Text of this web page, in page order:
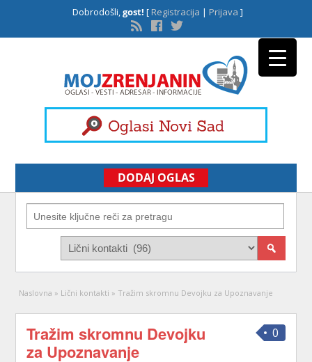
Dobrodošli,gost! [Registracija | Prijava ]
DODAJ OGLAS
Naslovna » Lični kontakti » Tražim skromnu Devojku za Upoznavanje
0
Tražim skromnu Devojku
za Upoznavanje